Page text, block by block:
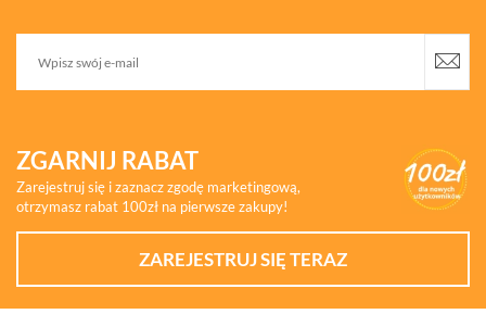
ZGARNIJ RABAT
Zarejestruj się i zaznacz zgodę marketingową,
otrzymasz rabat 100zł na pierwsze zakupy!
ZAREJESTRUJ SIĘ TERAZ